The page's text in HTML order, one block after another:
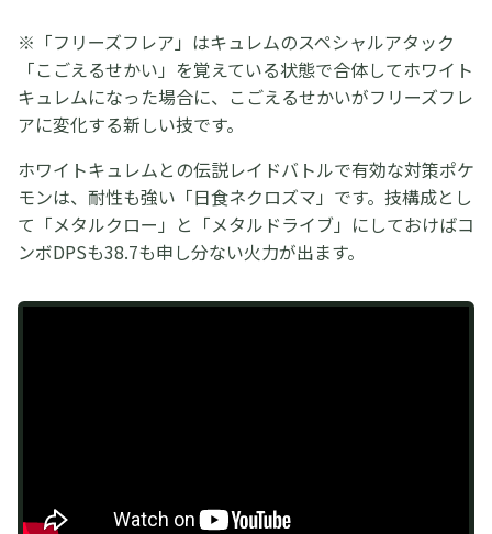
※「フリーズフレア」はキュレムのスペシャルアタック
「こごえるせかい」を覚えている状態で合体してホワイト
キュレムになった場合に、こごえるせかいがフリーズフレ
アに変化する新しい技です。
ホワイトキュレムとの伝説レイドバトルで有効な対策ポケ
モンは、耐性も強い「日食ネクロズマ」です。技構成とし
て「メタルクロー」と「メタルドライブ」にしておけばコ
ンボDPSも38.7も申し分ない火力が出ます。